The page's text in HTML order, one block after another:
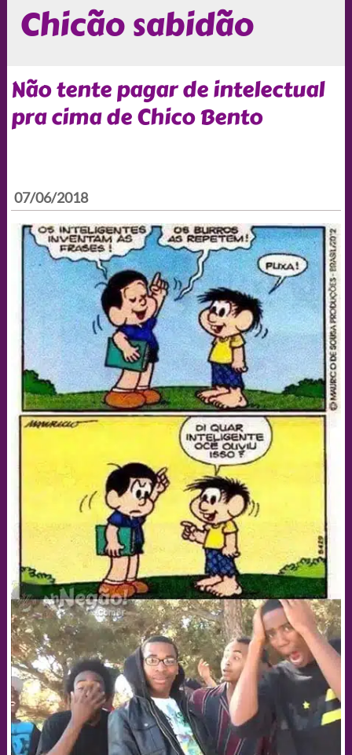
Chicão sabidão
Não tente pagar de intelectual
pra cima de Chico Bento
07/06/2018